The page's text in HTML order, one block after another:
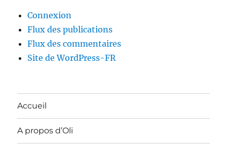
Connexion
Flux des publications
Flux des commentaires
Site de WordPress-FR
Accueil
A propos d’Oli